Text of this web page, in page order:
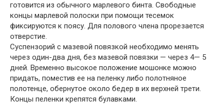
готовится из обычного марлевого бинта. Свободные
концы марлевой полоски при помощи тесемок
фиксируются к поясу. Для полового члена прорезается
отверстие.
Суспензорий с мазевой повязкой необходимо менять
через один-два дня, без мазевой повязки — через 4— 5
дней. Временно высокое положение мошонке можно
придать, поместив ее на пеленку либо полотняное
полотенце, обернутое около бедер в их верхней трети.
Концы пеленки крепятся булавками.